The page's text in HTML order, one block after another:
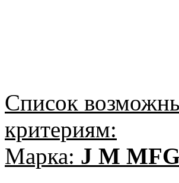
Список
критериям:
Марка: J M